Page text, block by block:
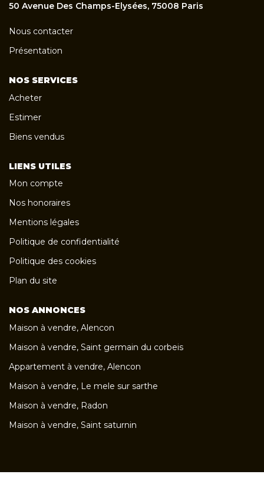
50 Avenue Des Champs-Elysées, 75008 Paris
Nous contacter
Présentation
NOS SERVICES
Acheter
Estimer
Biens vendus
LIENS UTILES
Mon compte
Nos honoraires
Mentions légales
Politique de confidentialité
Politique des cookies
Plan du site
NOS ANNONCES
Maison à vendre, Alencon
Maison à vendre, Saint germain du corbeis
Appartement à vendre, Alencon
Maison à vendre, Le mele sur sarthe
Maison à vendre, Radon
Maison à vendre, Saint saturnin